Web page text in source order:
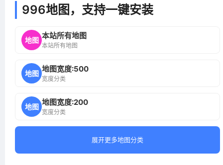
996地图，支持一键安装
地图 本站所有地图
本站所有地图
地图 地图宽度:500
宽度分类
地图 地图宽度:200
宽度分类
展开更多地图分类